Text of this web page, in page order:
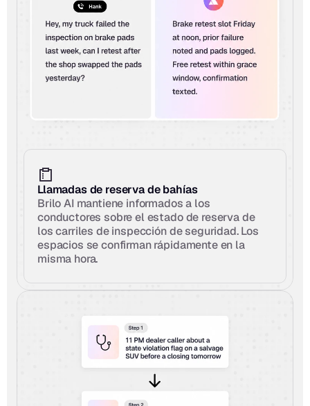
Llamadas de reserva de bahías
Brilo AI mantiene informados a los
conductores sobre el estado de reserva de
los carriles de inspección de seguridad. Los
espacios se confirman rápidamente en la
misma hora.